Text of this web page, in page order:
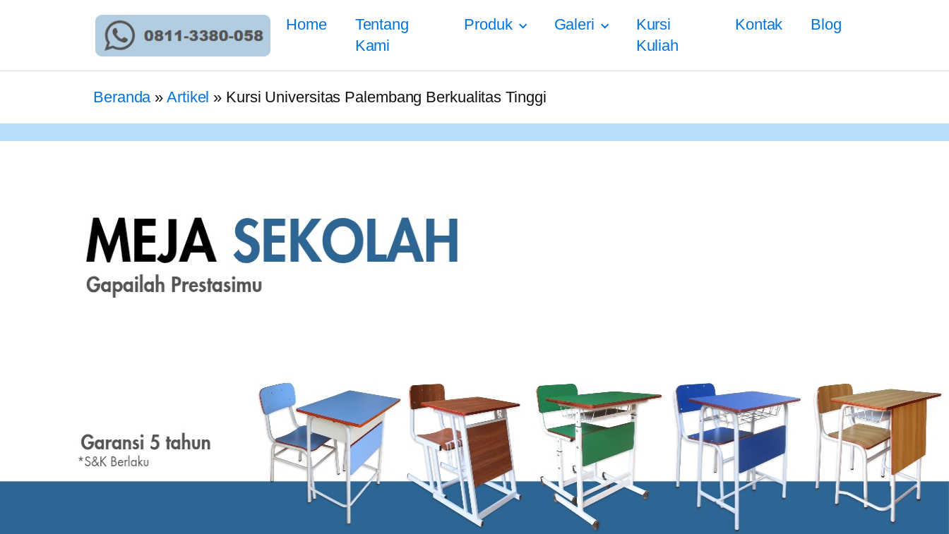
Home
Tentang
Kami
Produk Galeri
Kursi
Kuliah
Kontak Blog
Beranda»Artikel » Kursi Universitas Palembang Berkualitas Tinggi